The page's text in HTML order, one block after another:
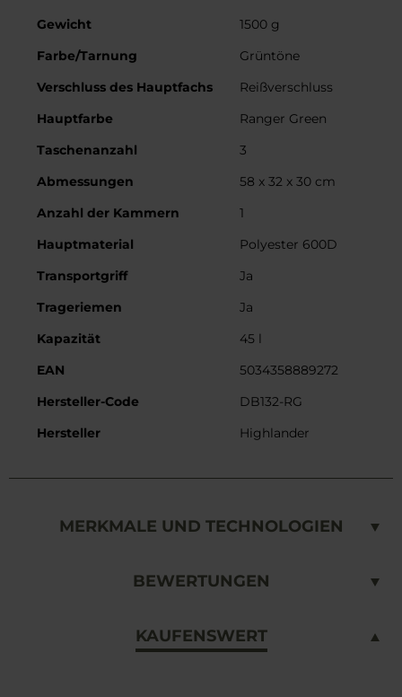
Weitere
Gewicht
1500 g
Farbe/Tarnung
Grüntöne
Verschluss des Hauptfachs
Reißverschluss
Hauptfarbe
Ranger Green
Taschenanzahl
3
Abmessungen
58 x 32 x 30 cm
Anzahl der Kammern
1
Hauptmaterial
Polyester 600D
Transportgriff
Ja
Trageriemen
Ja
Kapazität
45 l
EAN
5034358889272
Hersteller-Code
DB132-RG
Hersteller
Highlander
MERKMALE UND TECHNOLOGIEN
BEWERTUNGEN
KAUFENSWERT